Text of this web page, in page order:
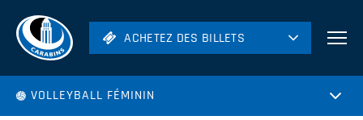
ACHETEZ DES BILLETS
Hockey
ACHETEZ DES BILLETS
VOLLEYBALL FÉMININ